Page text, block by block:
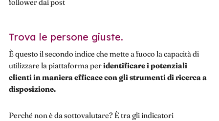
follower dai post
Trova le persone giuste.
È questo il secondo indice che mette a fuoco la capacità di
utilizzare la piattaforma peridentificare i potenziali
clienti in maniera efficace con gli strumenti di ricerca a
disposizione.
Perché non è da sottovalutare? È tra gli indicatori